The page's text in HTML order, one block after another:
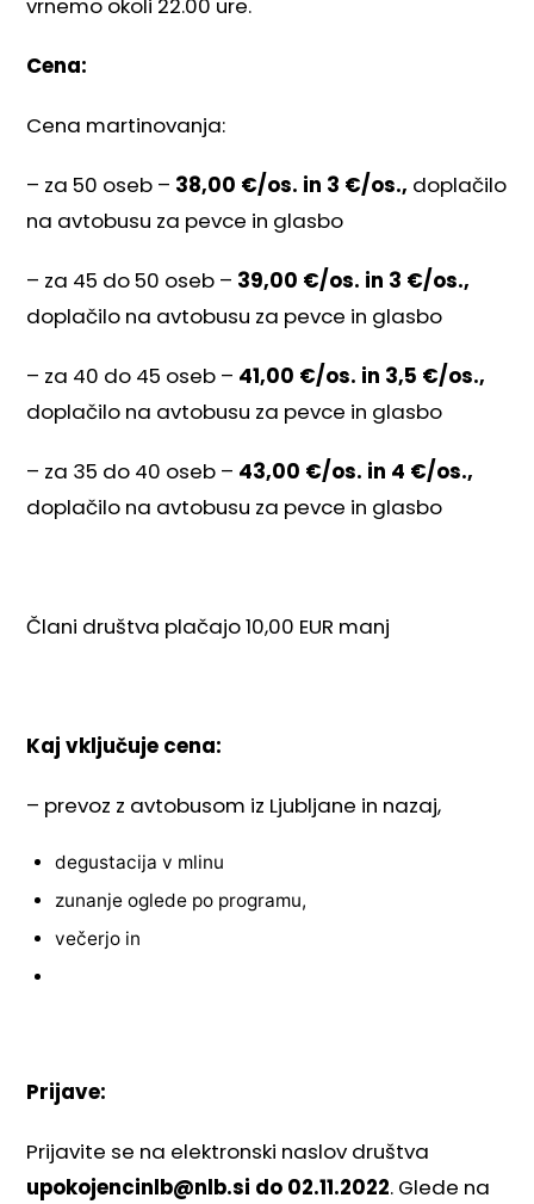
vrnemo okoli 22.00 ure.
Cena:
Cena martinovanja:
– za 50 oseb – 38,00 €/os. in 3 €/os., doplačilo
na avtobusu za pevce in glasbo
– za 45 do 50 oseb – 39,00 €/os. in 3 €/os.,
doplačilo na avtobusu za pevce in glasbo
– za 40 do 45 oseb – 41,00 €/os. in 3,5 €/os.,
doplačilo na avtobusu za pevce in glasbo
– za 35 do 40 oseb – 43,00 €/os. in 4 €/os.,
doplačilo na avtobusu za pevce in glasbo
Člani društva plačajo 10,00 EUR manj
Kaj vključuje cena:
– prevoz z avtobusom iz Ljubljane in nazaj,
degustacija v mlinu
zunanje oglede po programu,
večerjo in
Prijave:
Prijavite se na elektronski naslov društva
upokojencinlb@nlb.si do 02.11.2022. Glede na